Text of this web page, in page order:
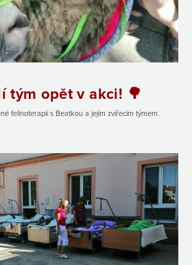
tým opět v akci! 🌳
felinoterapii s Beatkou a jejím zvířecím týmem.